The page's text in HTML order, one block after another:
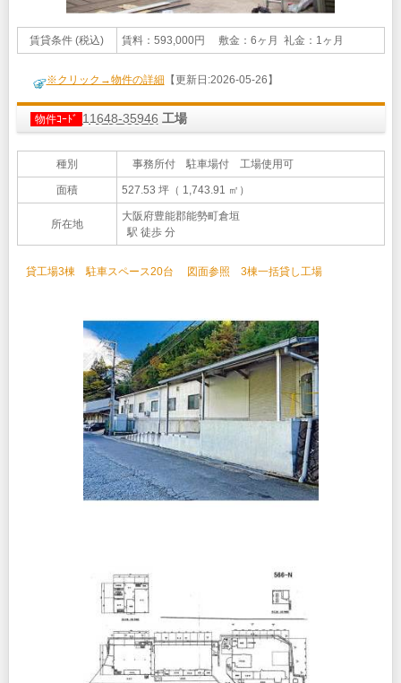
賃貸条件 (税込) 賃料：593,000円 敷金：6ヶ月 礼金：1ヶ月
※クリック→物件の詳細 【更新日:2026-05-26】
物件ｺｰﾄﾞ 11648-35946 工場
種別 事務所付 駐車場付 工場使用可
面積 527.53 坪（ 1,743.91 ㎡）
所在地
大阪府豊能郡能勢町倉垣
駅 徒歩 分
貸工場3棟 駐車スペース20台 図面参照 3棟一括貸し工場